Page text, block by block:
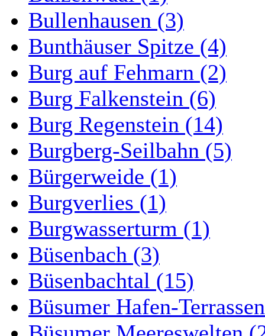
Bullenhausen (3)
Bunthäuser Spitze (4)
Burg auf Fehmarn (2)
Burg Falkenstein (6)
Burg Regenstein (14)
Burgberg-Seilbahn (5)
Bürgerweide (1)
Burgverlies (1)
Burgwasserturm (1)
Büsenbach (3)
Büsenbachtal (15)
Büsumer Hafen-